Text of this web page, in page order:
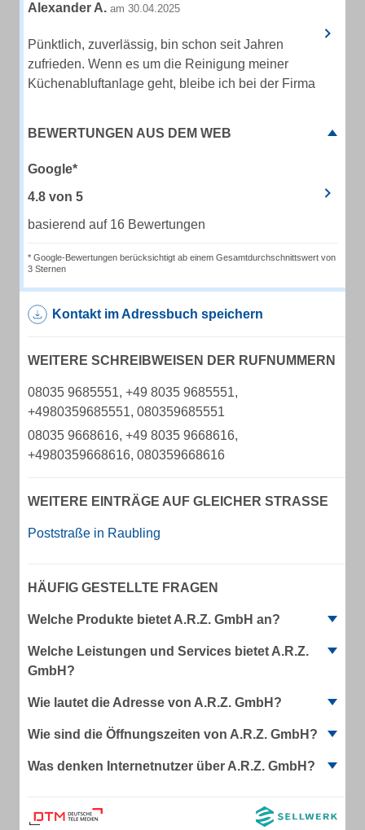
Alexander A. am 30.04.2025
Pünktlich, zuverlässig, bin schon seit Jahren
zufrieden. Wenn es um die Reinigung meiner
Küchenabluftanlage geht, bleibe ich bei der Firma
BEWERTUNGEN AUS DEM WEB
Google*
4.8 von 5
basierend auf 16 Bewertungen
* Google-Bewertungen berücksichtigt ab einem Gesamtdurchschnittswert von
3 Sternen
Kontakt im Adressbuch speichern
WEITERE SCHREIBWEISEN DER RUFNUMMERN
08035 9685551, +49 8035 9685551,
+4980359685551, 080359685551
08035 9668616, +49 8035 9668616,
+4980359668616, 080359668616
WEITERE EINTRÄGE AUF GLEICHER STRASSE
Poststraße in Raubling
HÄUFIG GESTELLTE FRAGEN
Welche Produkte bietet A.R.Z. GmbH an?
Welche Leistungen und Services bietet A.R.Z.
GmbH?
Wie lautet die Adresse von A.R.Z. GmbH?
Wie sind die Öffnungszeiten von A.R.Z. GmbH?
Was denken Internetnutzer über A.R.Z. GmbH?